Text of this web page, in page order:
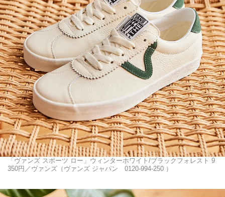
「ヴァンズ スポーツ ロー」ウィンターホワイト/ブラックフォレスト 9
350円／ヴァンズ（ヴァンズ ジャパン 0120-994-250 ）